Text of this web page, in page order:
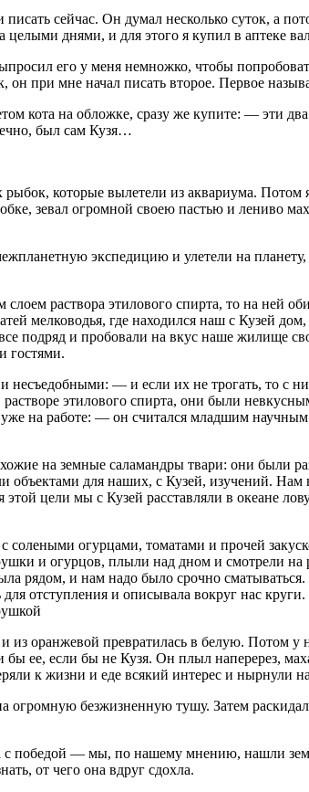
сейчас. Он думал несколько суток, а
днями, и для этого я купил в аптеке
его у меня немножко, чтобы
при мне начал писать второе. Первое
кота на обложке, сразу же купите: — эти
был сам Кузя…
которые вылетели из аквариума.
зевал огромной своею пастью и лениво
экспедицию и улетели на
слоем раствора этилового спирта, то на
мелководья, где находился наш с Кузей
подряд и пробовали на вкус наше жилище
гостями.
— и если их не трогать, то с
этилового спирта, они были
на работе: — он считался младшим
на земные саламандры твари: они были
объектами для наших, с Кузей, изучений.
этой цели мы с Кузей расставляли в океане
огурцами, томатами и прочей
и огурцов, плыли над дном и смотрели на
рядом, и нам надо было срочно
отступления и описывала вокруг нас
из оранжевой превратилась в белую. Потом
бы ее, если бы не Кузя. Он плыл наперерез,
к жизни и еде всякий интерес и нырнули
безжизненную тушу. Затем
победой — мы, по нашему мнению, нашли
от чего она вдруг сдохла.